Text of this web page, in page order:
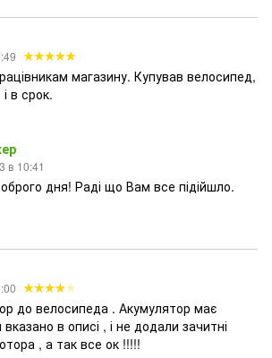
магазину. Купував велосипед,
в срок.
в 10:41
дня! Раді що Вам все підійшло.
до велосипеда . Акумулятор має
в описі , і не додали зачитні
, а так все ок !!!!!